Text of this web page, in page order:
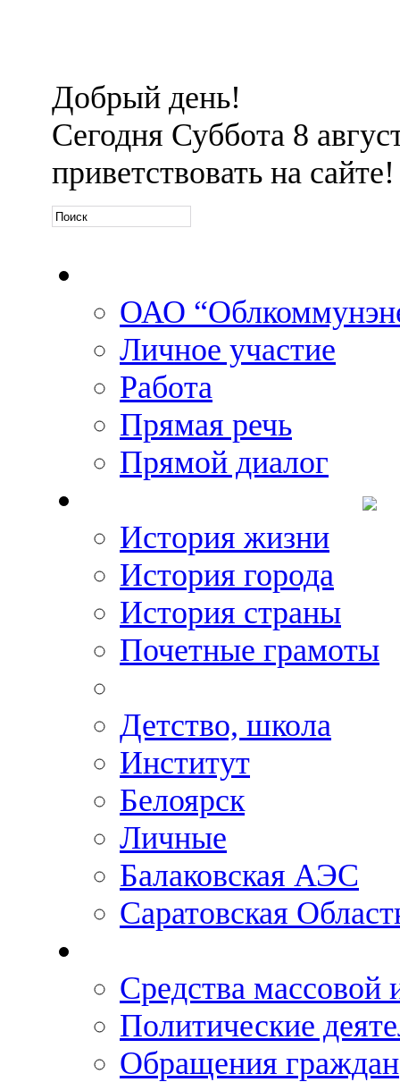
Добрый день!
Сегодня Суббота 8
приветствовать на сайте!
ОАО
Личное участие
Работа
Прямая речь
Прямой диалог
История жизни
История города
История страны
Почетные грамоты
Детство, школа
Институт
Белоярск
Личные
Балаковская АЭС
Саратовская
Средства
Политические
Обращения граждан